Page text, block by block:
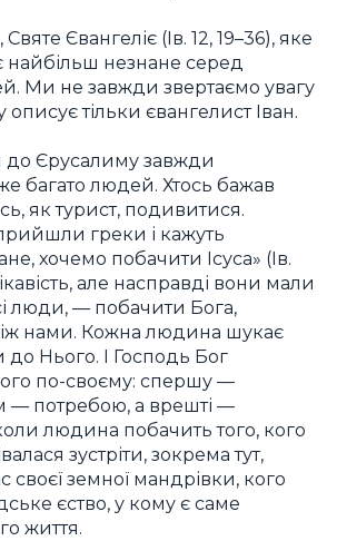
Євангеліє (Ів. 12, 19–36), яке
найбільш незнане серед
Ми не завжди звертаємо увагу
описує тільки євангелист Іван.
до Єрусалиму завжди
багато людей. Хтось бажав
як турист, подивитися.
греки і кажуть
хочемо побачити Ісуса» (Ів.
але насправді вони мали
люди, — побачити Бога,
нами. Кожна людина шукає
до Нього. І Господь Бог
по-своєму: спершу —
— потребою, а врешті —
людина побачить того, кого
зустріти, зокрема тут,
своєї земної мандрівки, кого
єство, у кому є саме
життя.